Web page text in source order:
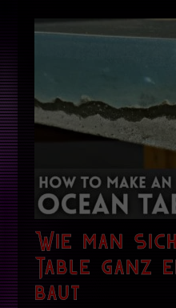
Wie man
Table ganz
baut